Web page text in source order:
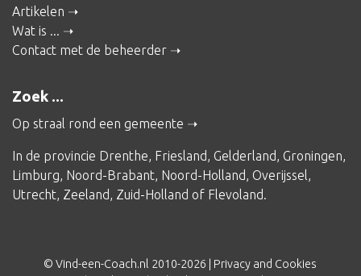
Artikelen
Wat is ...
Contact met de beheerder
Zoek ...
Op straal rond een gemeente
In de provincie Drenthe, Friesland, Gelderland, Groningen,
Limburg, Noord-Brabant, Noord-Holland, Overijssel,
Utrecht, Zeeland, Zuid-Holland of Flevoland.
© Vind-een-Coach.nl 2010-2026 | Privacy and Cookies